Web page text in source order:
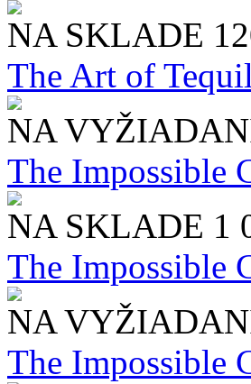
NA SKLADE
The Art of
NA
The Impossible
NA SKLADE 1
The Impossible
NA
The Impossible